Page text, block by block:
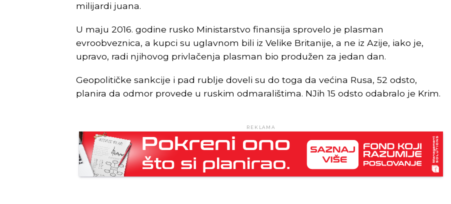
milijardi juana.
U maju 2016. godine rusko Ministarstvo finansija sprovelo je plasman
evroobveznica, a kupci su uglavnom bili iz Velike Britanije, a ne iz Azije, iako je,
upravo, radi njihovog privlačenja plasman bio produžen za jedan dan.
Geopolitičke sankcije i pad rublje doveli su do toga da većina Rusa, 52 odsto,
planira da odmor provede u ruskim odmaralištima. NJih 15 odsto odabralo je Krim.
REKLAMA